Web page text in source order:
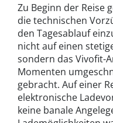
Zu Beginn der Reise
die technischen
den Tagesablauf
nicht auf einen
sondern das Vivofit-
Momenten
gebracht. Auf einer
elektronische
keine banale